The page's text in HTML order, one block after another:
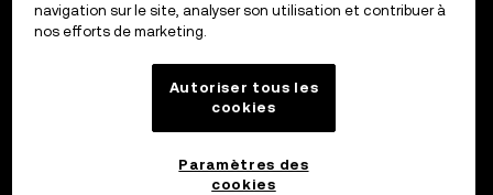
navigation sur le site, analyser son utilisation et contribuer à
nos efforts de marketing.
Autoriser tous les
cookies
Paramètres des
cookies